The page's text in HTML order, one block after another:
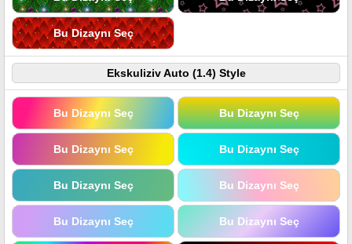
Bu Dizaynı Seç
Ekskuliziv Auto (1.4) Style
Bu Dizaynı Seç Bu Dizaynı Seç
Bu Dizaynı Seç Bu Dizaynı Seç
Bu Dizaynı Seç Bu Dizaynı Seç
Bu Dizaynı Seç Bu Dizaynı Seç